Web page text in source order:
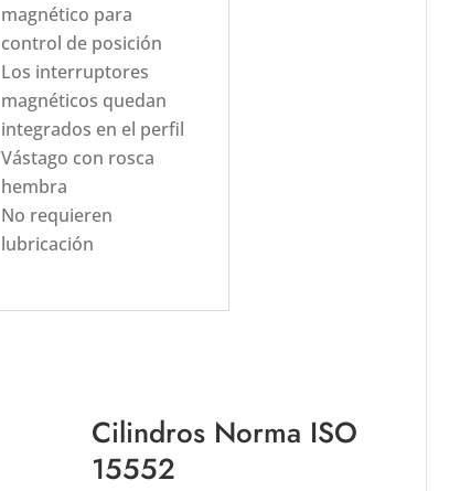
magnético para
control de posición
Los interruptores
magnéticos quedan
integrados en el perfil
Vástago con rosca
hembra
No requieren
lubricación
Cilindros Norma ISO
15552